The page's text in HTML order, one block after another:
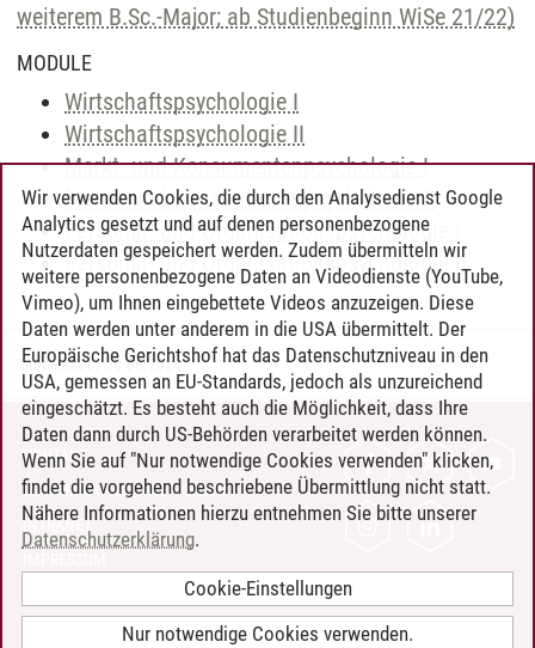
weiterem B.Sc.-Major; ab Studienbeginn WiSe 21/22)
MODULE
Wirtschaftspsychologie I
Wirtschaftspsychologie II
Markt- und Konsumentenpsychologie I
Markt- und Konsumentenpsychologie II
Personal- und Organisationspsychologie I
Personal- und Organisationspsychologie II
Timo Leder/30.06.2024
KONTAKT
LEUPHANA ALS ARBEITGEBER
INTRANET
BARRIEREFREIHEIT
Wir verwenden Cookies, die durch den Analysedienst Google
Analytics gesetzt und auf denen personenbezogene
Nutzerdaten gespeichert werden. Zudem übermitteln wir
weitere personenbezogene Daten an Videodienste (YouTube,
Vimeo), um Ihnen eingebettete Videos anzuzeigen. Diese
Daten werden unter anderem in die USA übermittelt. Der
Europäische Gerichtshof hat das Datenschutzniveau in den
USA, gemessen an EU-Standards, jedoch als unzureichend
eingeschätzt. Es besteht auch die Möglichkeit, dass Ihre
Daten dann durch US-Behörden verarbeitet werden können.
Wenn Sie auf "Nur notwendige Cookies verwenden" klicken,
findet die vorgehend beschriebene Übermittlung nicht statt.
Nähere Informationen hierzu entnehmen Sie bitte unserer
Datenschutzerklärung.
Cookie-Einstellungen
Nur notwendige Cookies verwenden.